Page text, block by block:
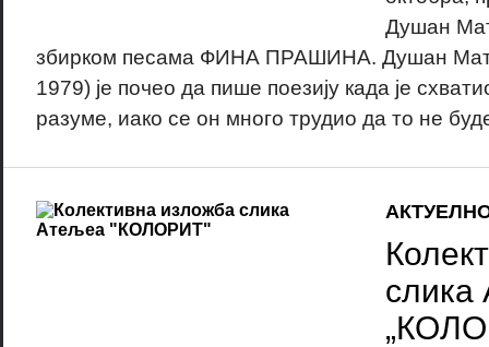
Душан
збирком песама ФИНА ПРАШИНА. Душан
1979) је почео да пише поезију када је
разуме, иако се он много трудио да то не
слика